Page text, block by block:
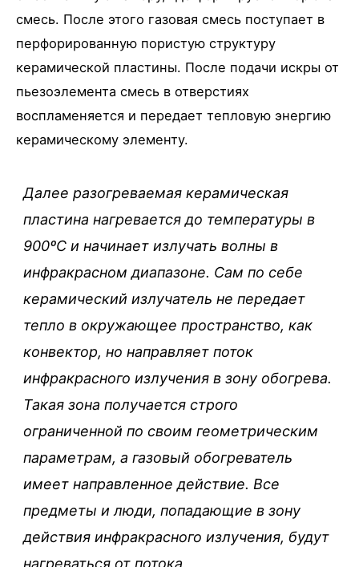
смесь. После этого газовая смесь поступает в
перфорированную пористую структуру
керамической пластины. После подачи искры от
пьезоэлемента смесь в отверстиях
воспламеняется и передает тепловую энергию
керамическому элементу.
Далее разогреваемая керамическая
пластина нагревается до температуры в
900ºС и начинает излучать волны в
инфракрасном диапазоне. Сам по себе
керамический излучатель не передает
тепло в окружающее пространство, как
конвектор, но направляет поток
инфракрасного излучения в зону обогрева.
Такая зона получается строго
ограниченной по своим геометрическим
параметрам, а газовый обогреватель
имеет направленное действие. Все
предметы и люди, попадающие в зону
действия инфракрасного излучения, будут
нагреваться от потока.